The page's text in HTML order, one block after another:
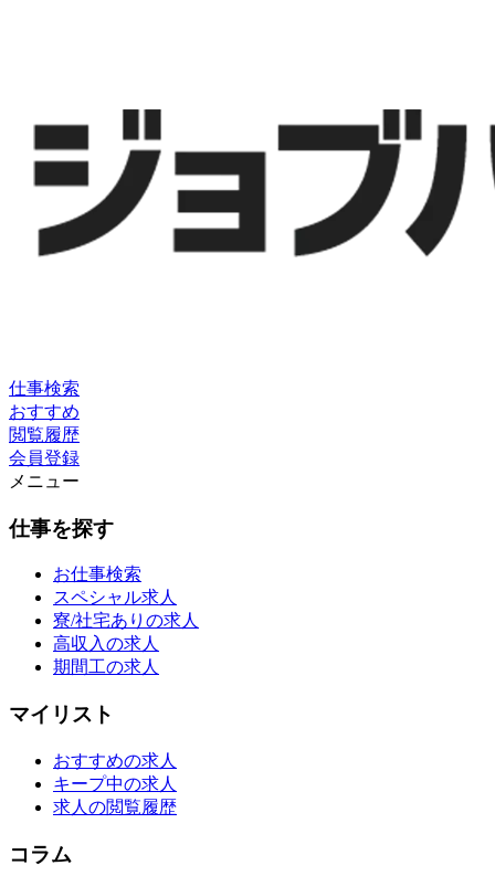
仕事検索
おすすめ
閲覧履歴
会員登録
メニュー
仕事を探す
お仕事検索
スペシャル求人
寮/社宅ありの求人
高収入の求人
期間工の求人
マイリスト
おすすめの求人
キープ中の求人
求人の閲覧履歴
コラム